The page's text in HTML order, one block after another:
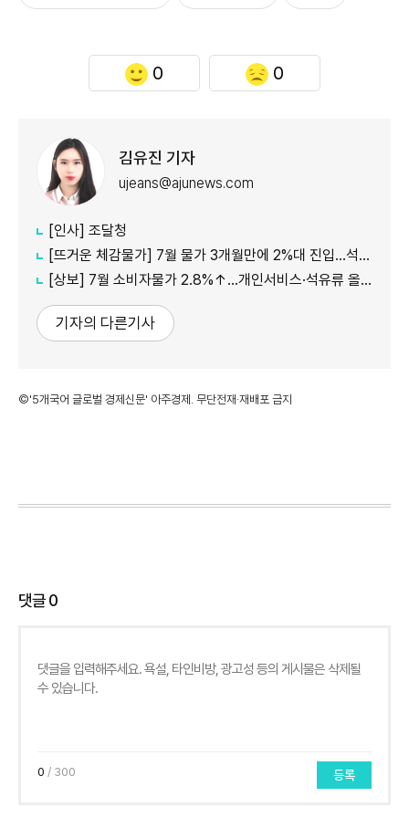
0 0
김유진 기자
ujeans@ajunews.com
[인사] 조달청
[뜨거운 체감물가] 7월 물가 3개월만에 2%대 진입…석유류·서비스 상승세 여전
[상보] 7월 소비자물가 2.8%↑…개인서비스·석유류 올라
기자의 다른기사
©'5개국어 글로벌 경제신문' 아주경제. 무단전재·재배포 금지
댓글0
0 / 300 등록